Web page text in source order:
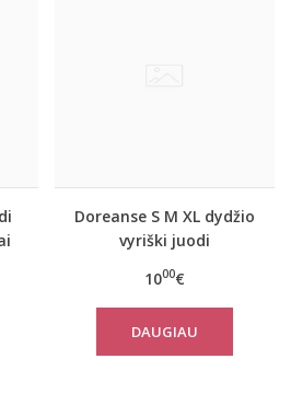
Doreanse S M XL dydžio
vyriški juodi
marškinėliai ilgomis
rankovėmis 8501
1000€
DAUGIAU